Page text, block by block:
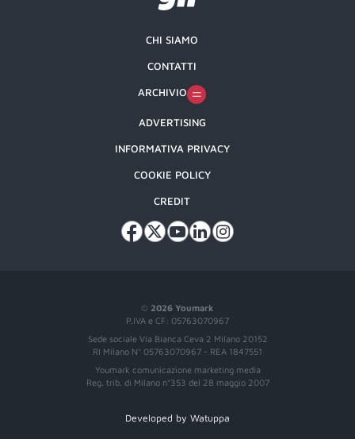
© 2026 Youmark
P.IVA e CF: 05763070967
Sede sociale Via Bianca Ceva 2 Milano 20152
RI Milano N° 05763070967 - REA 1847551
Youmark comunicazione marketing media
Reg. trib. di Milano n°353 del 28 maggio 2007
CHI SIAMO
CONTATTI
ARCHIVIO
ADVERTISING
INFORMATIVA PRIVACY
COOKIE POLICY
CREDIT
Developed by Watuppa